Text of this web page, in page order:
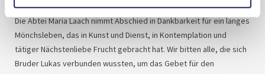
geprägt von seinem Studium der expressionistischen Malerei.
Die Abtei Maria Laach nimmt Abschied in Dankbarkeit für ein langes
Mönchsleben, das in Kunst und Dienst, in Kontemplation und
tätiger Nächstenliebe Frucht gebracht hat. Wir bitten alle, die sich
Bruder Lukas verbunden wussten, um das Gebet für den